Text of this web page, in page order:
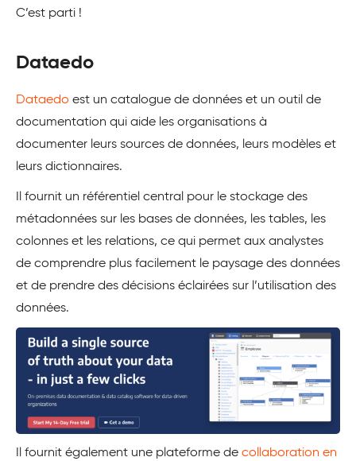
C’est parti !
Dataedo
Dataedo est un catalogue de données et un outil de
documentation qui aide les organisations à
documenter leurs sources de données, leurs modèles et
leurs dictionnaires.
Il fournit un référentiel central pour le stockage des
métadonnées sur les bases de données, les tables, les
colonnes et les relations, ce qui permet aux analystes
de comprendre plus facilement le paysage des données
et de prendre des décisions éclairées sur l’utilisation des
données.
Il fournit également une plateforme de collaboration en